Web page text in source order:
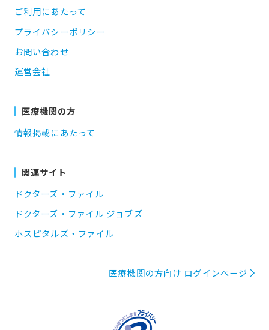
ご利用にあたって
プライバシーポリシー
お問い合わせ
運営会社
医療機関の方
情報掲載にあたって
関連サイト
ドクターズ・ファイル
ドクターズ・ファイル ジョブズ
ホスピタルズ・ファイル
医療機関の方向け ログインページ